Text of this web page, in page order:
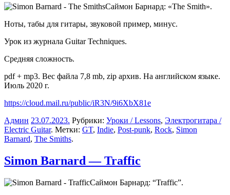
Саймон Барнард: «The Smith».
Ноты, табы для гитары, звуковой пример, минус.
Урок из журнала Guitar Techniques.
Средняя сложность.
pdf + mp3. Вес файла 7,8 mb, zip архив. На английском языке.
Июль 2020 г.
https://cloud.mail.ru/public/iR3N/9i6XbX81e
Админ 23.07.2023. Рубрики: Уроки / Lessons, Электрогитара /
Electric Guitar. Метки: GT, Indie, Post-punk, Rock, Simon
Barnard, The Smiths.
Simon Barnard — Traffic
Саймон Барнард: “Traffic”.